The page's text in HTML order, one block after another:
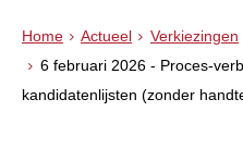
Home Actueel Verkiezingen
6 februari 2026 - Proces-
kandidatenlijsten (zonder